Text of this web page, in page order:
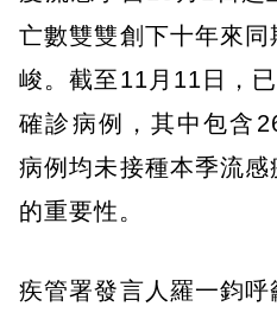
亡數雙雙創下十年來
峻。截至11月11日，
確診病例，其中包含
病例均未接種本季流
的重要性。
疾管署發言人羅一鈞